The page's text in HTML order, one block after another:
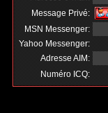
Message Privé:
MSN Messenger:
Yahoo Messenger:
Adresse AIM:
Numéro ICQ: